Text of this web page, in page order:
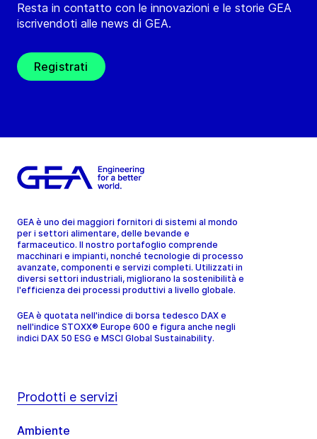
Resta in contatto con le innovazioni e le storie GEA
iscrivendoti alle news di GEA.
Registrati
GEA è uno dei maggiori fornitori di sistemi al mondo
per i settori alimentare, delle bevande e
farmaceutico. Il nostro portafoglio comprende
macchinari e impianti, nonché tecnologie di processo
avanzate, componenti e servizi completi. Utilizzati in
diversi settori industriali, migliorano la sostenibilità e
l'efficienza dei processi produttivi a livello globale.
GEA è quotata nell'indice di borsa tedesco DAX e
nell'indice STOXX® Europe 600 e figura anche negli
indici DAX 50 ESG e MSCI Global Sustainability.
Prodotti e servizi
Ambiente